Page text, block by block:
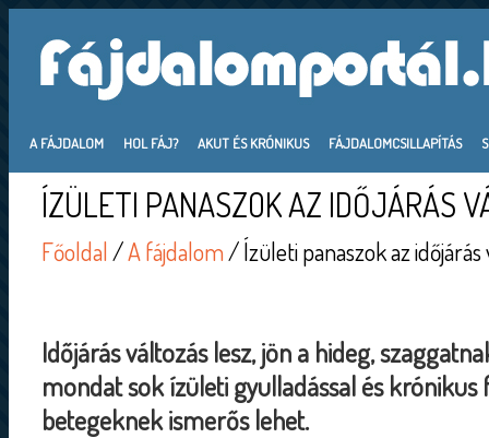
A FÁJDALOM HOL FÁJ? AKUT ÉS KRÓNIKUS FÁJDALOMCSILLAPÍTÁS
ÍZÜLETI PANASZOK AZ IDŐJÁRÁS
Főoldal/A fájdalom/ Ízületi panaszok az
Időjárás változás lesz, jön a hideg,
mondat sok ízületi gyulladással és
betegeknek ismerős lehet.